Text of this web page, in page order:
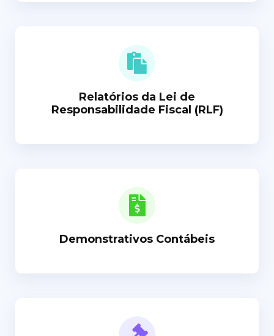
Relatórios da Lei de
Responsabilidade Fiscal (RLF)
Demonstrativos Contábeis